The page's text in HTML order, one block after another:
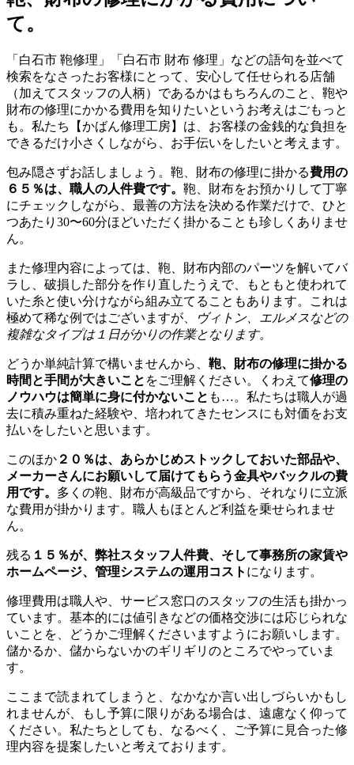
て。
「白石市 鞄修理」「白石市 財布 修理」などの語句を並べて
検索をなさったお客様にとって、安心して任せられる店舗
（加えてスタッフの人柄）であるかはもちろんのこと、鞄や
財布の修理にかかる費用を知りたいというお考えはごもっと
も。私たち【かばん修理工房】は、お客様の金銭的な負担を
できるだけ小さくしながら、お手伝いをしたいと考えます。
包み隠さずお話しましょう。鞄、財布の修理に掛かる費用の
６５％は、職人の人件費です。 鞄、財布をお預かりして丁寧
にチェックしながら、最善の方法を決める作業だけで、ひと
つあたり30〜60分ほどいただく掛かることも珍しくありませ
ん。
また修理内容によっては、鞄、財布内部のパーツを解いてバ
ラし、破損した部分を作り直したうえで、もともと使われて
いた糸と使い分けながら組み立てることもあります。これは
極めて稀な例ではございますが、
ヴィトン、エルメスなどの
複雑なタイプは１日がかりの作業となります。
どうか単純計算で構いませんから、 鞄、財布の修理に掛かる
時間と手間が大きいこと をご理解ください。くわえて修理の
ノウハウは簡単に身に付かないこと も…。私たちは職人が過
去に積み重ねた経験や、培われてきたセンスにも対価をお支
払いをしたいと思います。
このほか ２０％は、あらかじめストックしておいた部品や、
メーカーさんにお願いして届けてもらう金具やバックルの費
用です。 多くの鞄、財布が高級品ですから、それなりに立派
な費用が掛かります。職人もほとんど利益を乗せられませ
ん。
残る １５％が、弊社スタッフ人件費、そして事務所の家賃や
ホームページ、管理システムの運用コスト になります。
修理費用は職人や、サービス窓口のスタッフの生活も掛かっ
ています。基本的には値引きなどの価格交渉には応じられな
いことを、どうかご理解くださいますようにお願いします。
儲かるか、儲からないかのギリギリのところでやっていま
す。
ここまで読まれてしまうと、なかなか言い出しづらいかもし
れませんが、もし予算に限りがある場合は、遠慮なく仰って
ください。私たちとしても、なるべく、ご予算に見合った修
理内容を提案したいと考えております。